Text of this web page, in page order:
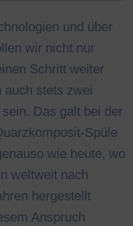
und über
wir nicht nur
Schritt weiter
auch stets zwei
Das galt bei der
Spüle
wie heute, wo
weltweit nach
hergestellt
Anspruch